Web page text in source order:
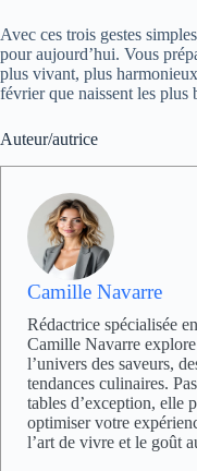
Avec ces trois gestes
pour aujourd’hui. Vous
plus vivant, plus
février que naissent les plus
Auteur/autrice
Camille Navarre
Rédactrice spécialisée
Camille Navarre
l’univers des saveurs,
tendances culinaires.
tables d’exception, elle
optimiser votre
l’art de vivre et le goût